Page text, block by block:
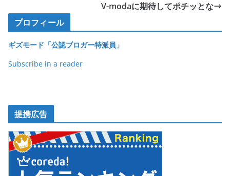
o
o
k
V-modaに期待してポチッとな
プロフィール
ギズモード「公認ブロガー特派員」
Subscribe in a reader
提携広告